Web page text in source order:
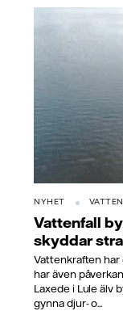
NYHET
Vattenfall
skyddar
Vattenkraften
har även
Laxede i Lule älv
gynna djur- o...